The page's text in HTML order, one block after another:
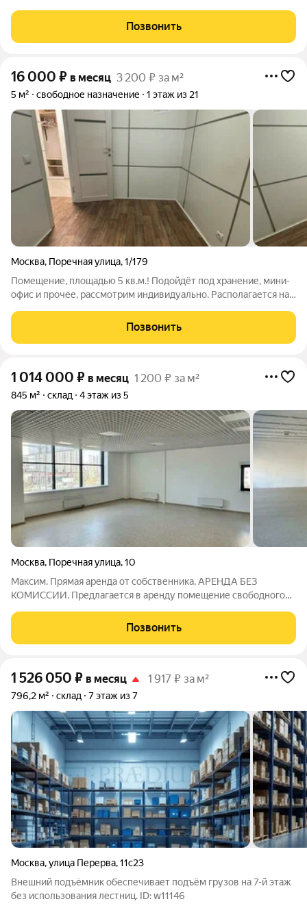
помещения под склад на июль месяц: 200, 300, 500, 800,
1000, 1500, 2000, 2500 кв.м
Позвонить
16 000 ₽ в месяц 3 200 ₽ за м²
5 м² свободное назначение 1 этаж из 21
Москва, Поречная улица,1/179
Помещение, площадью 5 кв.м.! Подойдёт под хранение, мини-
офис и прочее, рассмотрим индивидуально. Располагается на
договоренности. Характеристики: Помещение без окна.
Отдельный вход в блок нежилых
Позвонить
1 014 000 ₽ в месяц 1 200 ₽ за м²
845 м² склад 4 этаж из 5
Москва, Поречная улица,10
Максим. Прямая аренда от собственника, АРЕНДА БЕЗ
КОМИССИИ. Предлагается в аренду помещение свободного
Расположено в ТРЦ в Марьино-Люблино. В самом центре
густонаселенного жилого массива.
Позвонить
1 526 050 ₽ в месяц 1 917 ₽ за м²
796,2 м² склад 7 этаж из 7
Москва,улица Перерва,11с23
Внешний подъёмник обеспечивает подъём грузов на 7-й этаж
без использования лестниц. ID: w11146